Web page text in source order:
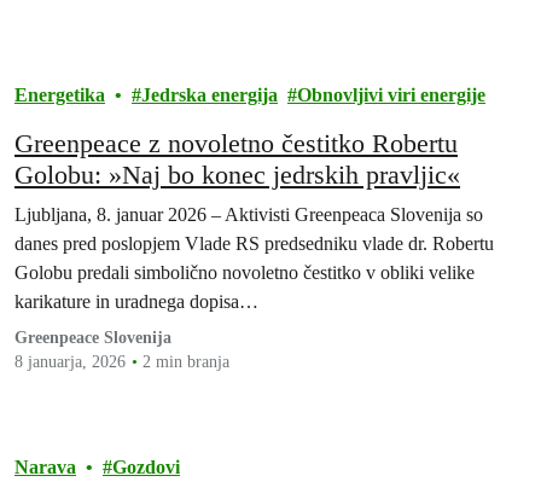
Energetika Jedrska energija Obnovljivi viri energije
Greenpeace z novoletno čestitko Robertu
Golobu: »Naj bo konec jedrskih pravljic«
Ljubljana, 8. januar 2026 – Aktivisti Greenpeaca Slovenija so
danes pred poslopjem Vlade RS predsedniku vlade dr. Robertu
Golobu predali simbolično novoletno čestitko v obliki velike
karikature in uradnega dopisa…
Greenpeace Slovenija
8 januarja, 2026
2 min branja
Narava Gozdovi